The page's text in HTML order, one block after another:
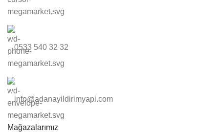
0533 540 32 32
info@adanayildirimyapi.com
Mağazalarımız